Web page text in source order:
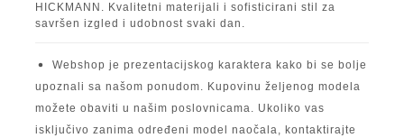
HICKMANN. Kvalitetni materijali i sofisticirani stil za
savršen izgled i udobnost svaki dan.
Webshop je prezentacijskog karaktera kako bi se bolje
upoznali sa našom ponudom. Kupovinu željenog modela
možete obaviti u našim poslovnicama. Ukoliko vas
isključivo zanima određeni model naočala, kontaktirajte